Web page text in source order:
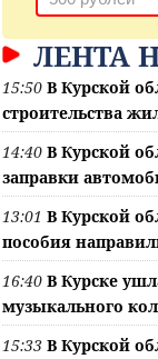
ЛЕНТА
15:50 В Курской
строительства
14:40 В Курской
заправки
13:01 В Курской
пособия
16:40 В Курске
музыкального
15:33 В Курской